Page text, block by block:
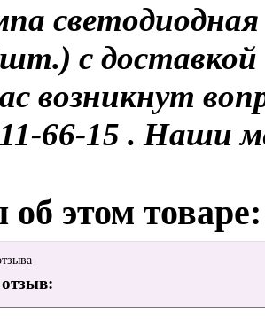
с доставкой
возникнут
66-15 . Наши
этом товаре: